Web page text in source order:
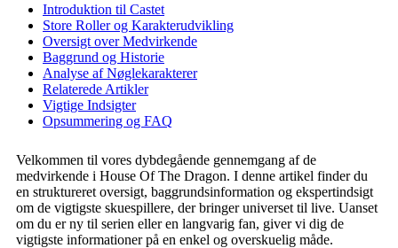
Introduktion til Castet
Store Roller og Karakterudvikling
Oversigt over Medvirkende
Baggrund og Historie
Analyse af Nøglekarakterer
Relaterede Artikler
Vigtige Indsigter
Opsummering og FAQ
Velkommen til vores dybdegående gennemgang af de
medvirkende i House Of The Dragon. I denne artikel finder du
en struktureret oversigt, baggrundsinformation og ekspertindsigt
om de vigtigste skuespillere, der bringer universet til live. Uanset
om du er ny til serien eller en langvarig fan, giver vi dig de
vigtigste informationer på en enkel og overskuelig måde.